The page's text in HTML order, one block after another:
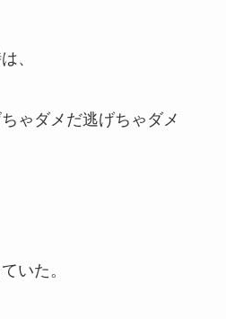
、
ゃダメだ逃げちゃダメ
いた。